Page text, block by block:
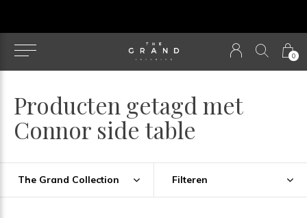
0
Producten getagd met
Connor side table
The Grand Collection Filteren